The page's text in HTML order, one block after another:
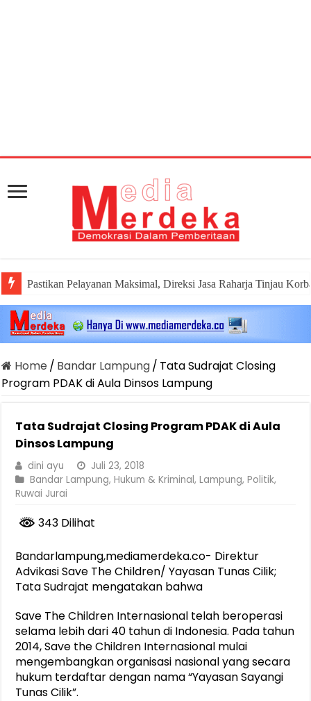
Pastikan Pelayanan Maksimal, Direksi Jasa Raharja Tinjau
Home / Bandar Lampung/ Tata Sudrajat Closing
Program PDAK di Aula Dinsos Lampung
Tata Sudrajat Closing Program PDAK di Aula
Dinsos Lampung
dini ayu
Juli 23, 2018
Bandar Lampung,Hukum & Kriminal,Lampung,Politik,
Ruwai Jurai
343 Dilihat
Bandarlampung,mediamerdeka.co- Direktur
Advikasi Save The Children/ Yayasan Tunas Cilik;
Tata Sudrajat mengatakan bahwa
Save The Children Internasional telah beroperasi
selama lebih dari 40 tahun di Indonesia. Pada tahun
2014, Save the Children Internasional mulai
mengembangkan organisasi nasional yang secara
hukum terdaftar dengan nama “Yayasan Sayangi
Tunas Cilik”.